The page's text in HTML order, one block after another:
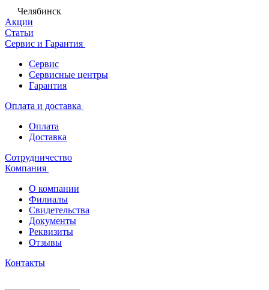
Челябинск
Акции
Статьи
Сервис и Гарантия
Сервис
Сервисные центры
Гарантия
Оплата и доставка
Оплата
Доставка
Сотрудничество
Компания
О компании
Филиалы
Свидетельства
Документы
Реквизиты
Отзывы
Контакты